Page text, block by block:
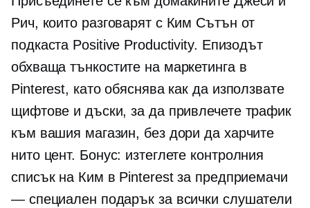
Рич, които разговарят с Ким Сътън от
подкаста Positive Productivity. Епизодът
обхваща тънкостите на маркетинга в
Pinterest, като обяснява как да използвате
щифтове и дъски, за да привлечете трафик
към вашия магазин, без дори да харчите
нито цент. Бонус: изтеглете контролния
списък на Ким в Pinterest за предприемачи
— специален подарък за всички слушатели